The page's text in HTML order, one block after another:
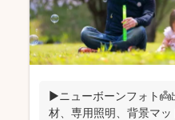
▶︎ニューボーンフォト
材、専用照明、背景マ